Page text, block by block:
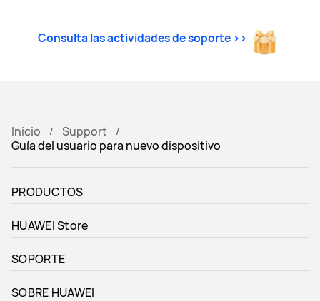
Consulta las actividades de soporte >>
Inicio
Support
Guía del usuario para nuevo dispositivo
PRODUCTOS
HUAWEI Store
SOPORTE
SOBRE HUAWEI